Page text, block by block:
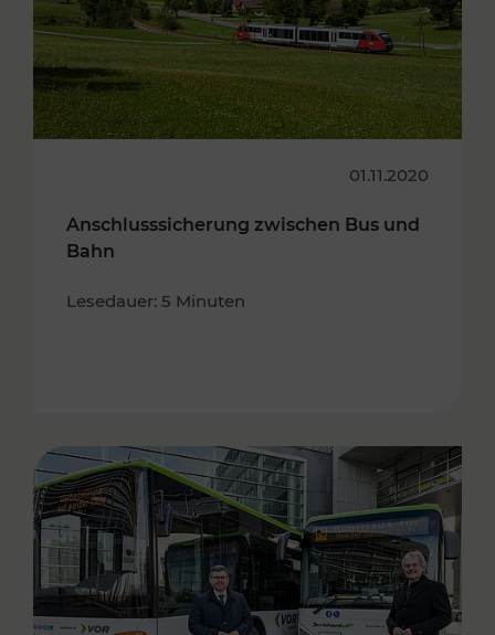
01.11.2020
Anschlusssicherung zwischen Bus und
Bahn
Lesedauer: 5 Minuten